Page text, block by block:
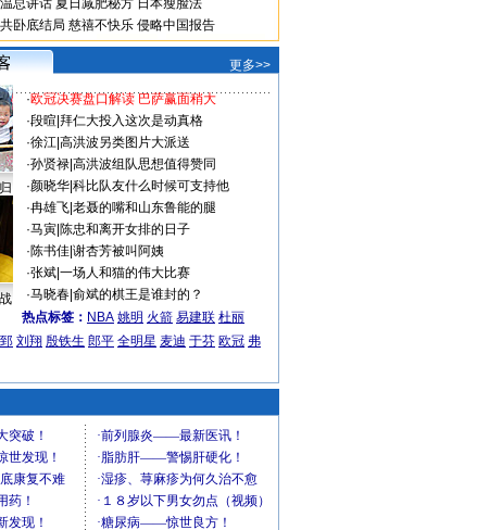
总讲话 夏日减肥秘方 日本瘦脸法
卧底结局 慈禧不快乐 侵略中国报告
更多>>
·欧冠决赛盘口解读 巴萨赢面稍大
·段暄 拜仁大投入这次是动真格
·徐江| 高洪波另类图片大派送
·孙贤禄| 高洪波组队思想值得赞同
·颜晓华| 科比队友什么时候可支持他
·冉雄飞| 老聂的嘴和山东鲁能的腿
·马寅| 陈忠和离开女排的日子
·陈书佳| 谢杏芳被叫阿姨
·张斌| 一场人和猫的伟大比赛
·马晓春| 俞斌的棋王是谁封的？
热点标签： NBA 姚明 火箭 易建联 杜丽
刘翔 殷铁生 郎平 全明星 麦迪 于芬 欧冠 弗